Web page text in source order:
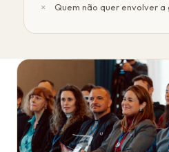
Quem não quer envolver